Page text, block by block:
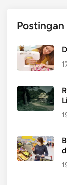
Postingan